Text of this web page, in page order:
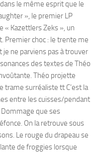
le même esprit que le
», le premier LP
« Kazettlers Zeks », un
Premier choc : le trente me
ne parviens pas à trouver
des textes de Théo
Théo projette
trame surréaliste tt C’est la
entre les cuisses/pendant
Dommage que ses
On la retrouve sous
Le rouge du drapeau se
de froggies lorsque